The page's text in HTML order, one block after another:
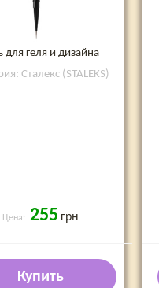
для геля и дизайна
Сталекс (STALEKS)
Цена: 255 грн
Купить